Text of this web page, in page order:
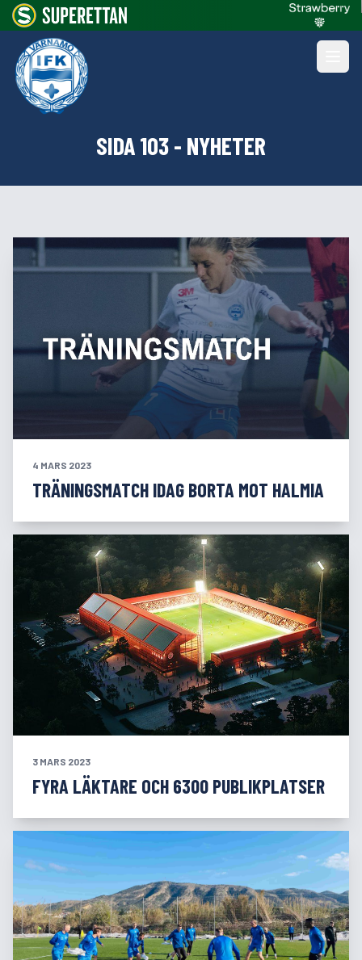
SIDA 103 - NYHETER
4 MARS 2023
TRÄNINGSMATCH IDAG BORTA MOT HALMIA
3 MARS 2023
FYRA LÄKTARE OCH 6300 PUBLIKPLATSER